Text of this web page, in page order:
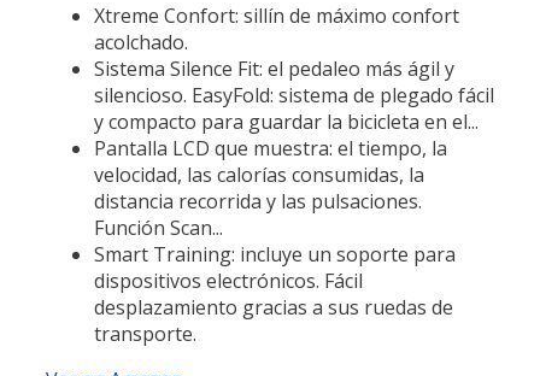
Xtreme Confort: sillín de máximo confort
acolchado.
Sistema Silence Fit: el pedaleo más ágil y
silencioso. EasyFold: sistema de plegado fácil
y compacto para guardar la bicicleta en el...
Pantalla LCD que muestra: el tiempo, la
velocidad, las calorías consumidas, la
distancia recorrida y las pulsaciones.
Función Scan...
Smart Training: incluye un soporte para
dispositivos electrónicos. Fácil
desplazamiento gracias a sus ruedas de
transporte.